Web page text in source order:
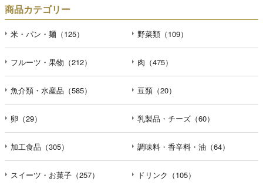
商品カテゴリー
米・パン・麺（125） 野菜類（109）
フルーツ・果物（212） 肉（475）
魚介類・水産品（585） 豆類（20）
卵（29） 乳製品・チーズ（60）
加工食品（305） 調味料・香辛料・油（64）
スイーツ・お菓子（257） ドリンク（105）